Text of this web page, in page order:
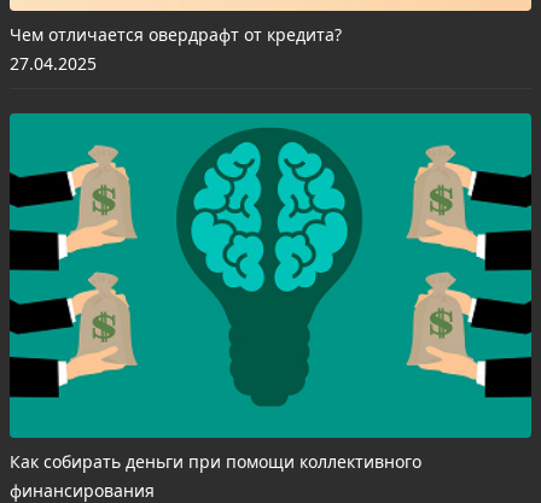
Чем отличается овердрафт от кредита?
27.04.2025
Как собирать деньги при помощи коллективного
финансирования